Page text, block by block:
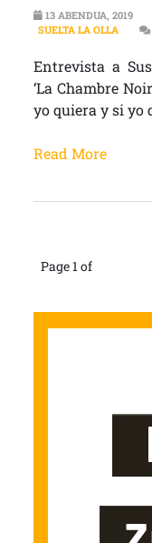
13 ABENDUA, 2019
SUELTA LA OLLA
Entrevista a
‘La Chambre
yo quiera y si yo
Read More
Page 1 of